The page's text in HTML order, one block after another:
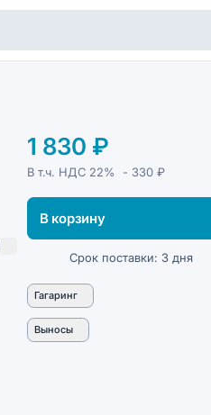
1 830 ₽
В т.ч. НДС 22% - 330 ₽
В корзину
Срок поставки: 3 дня
Гагаринг
Выносы